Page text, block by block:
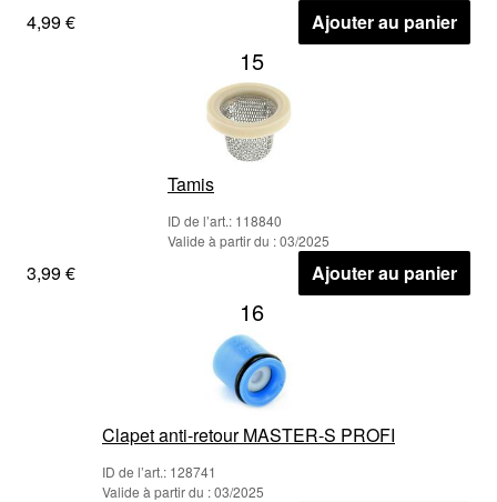
4,99 € Ajouter au panier
15
Tamis
ID de l’art.: 118840
Valide à partir du : 03/2025
3,99 € Ajouter au panier
16
Clapet anti-retour MASTER-S PROFI
ID de l’art.: 128741
Valide à partir du : 03/2025